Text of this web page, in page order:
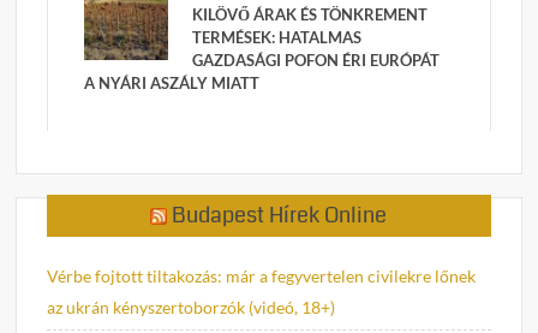
KILÖVŐ ÁRAK ÉS TÖNKREMENT
TERMÉSEK: HATALMAS
GAZDASÁGI POFON ÉRI EURÓPÁT
A NYÁRI ASZÁLY MIATT
Budapest Hírek Online
Vérbe fojtott tiltakozás: már a fegyvertelen civilekre lőnek
az ukrán kényszertoborzók (videó, 18+)